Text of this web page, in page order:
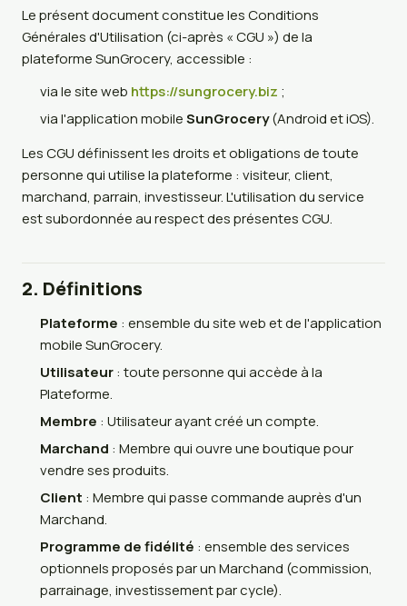
Le présent document constitue les Conditions
Générales d'Utilisation (ci-après « CGU ») de la
plateforme SunGrocery, accessible :
via le site web https://sungrocery.biz ;
via l'application mobileSunGrocery(Android et iOS).
Les CGU définissent les droits et obligations de toute
personne qui utilise la plateforme : visiteur, client,
marchand, parrain, investisseur. L'utilisation du service
est subordonnée au respect des présentes CGU.
2. Définitions
Plateforme : ensemble du site web et de l'application
mobile SunGrocery.
Utilisateur: toute personne qui accède à la
Plateforme.
Membre : Utilisateur ayant créé un compte.
Marchand : Membre qui ouvre une boutique pour
vendre ses produits.
Client : Membre qui passe commande auprès d'un
Marchand.
Programme de fidélité : ensemble des services
optionnels proposés par un Marchand (commission,
parrainage, investissement par cycle).